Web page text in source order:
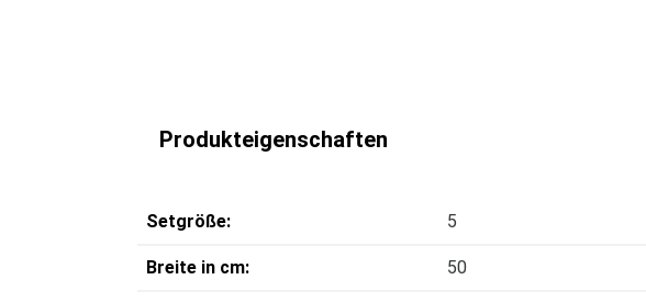
Produkteigenschaften
Setgröße: 5
Breite in cm: 50